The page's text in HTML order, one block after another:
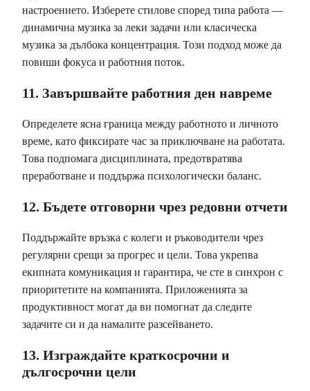
настроението. Изберете стилове според типа работа —
динамична музика за леки задачи или класическа
музика за дълбока концентрация. Този подход може да
повиши фокуса и работния поток.
11. Завършвайте работния ден навреме
Определете ясна граница между работното и личното
време, като фиксирате час за приключване на работата.
Това подпомага дисциплината, предотвратява
преработване и поддържа психологически баланс.
12. Бъдете отговорни чрез редовни отчети
Поддържайте връзка с колеги и ръководители чрез
регулярни срещи за прогрес и цели. Това укрепва
екипната комуникация и гарантира, че сте в синхрон с
приоритетите на компанията. Приложенията за
продуктивност могат да ви помогнат да следите
задачите си и да намалите разсейването.
13. Изграждайте краткосрочни и
дългосрочни цели